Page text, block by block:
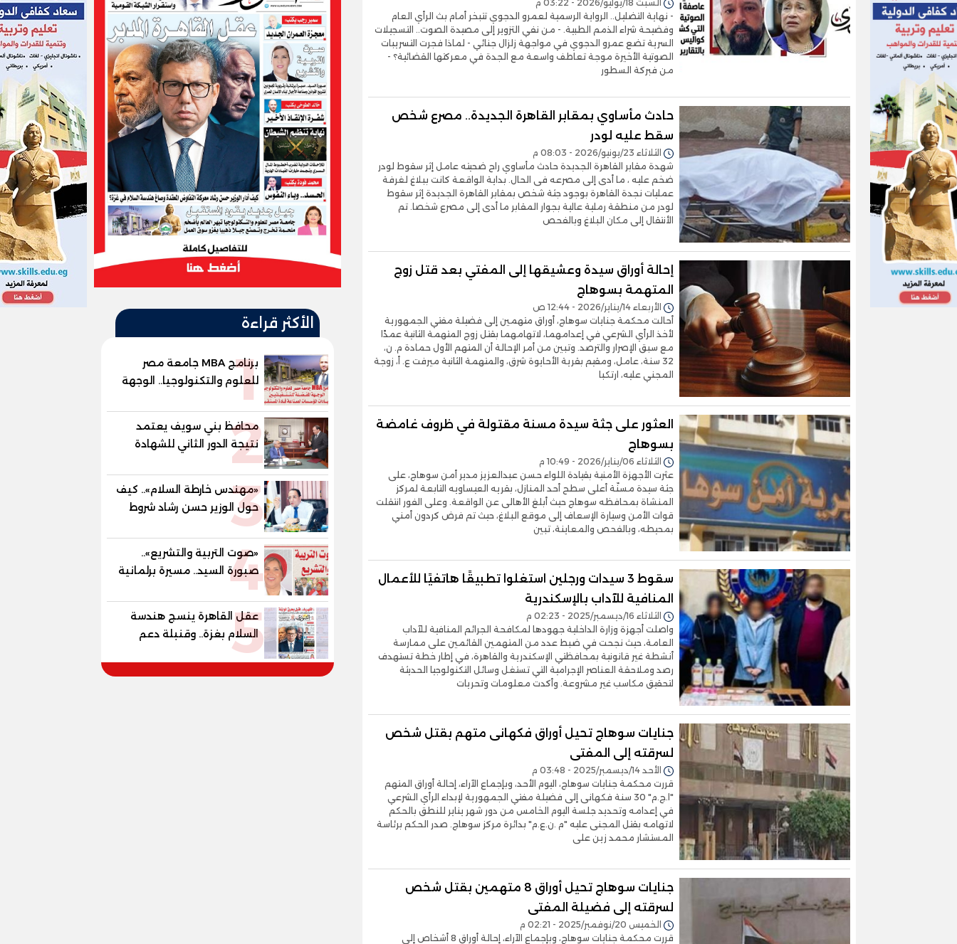
السبت 18/يوليو/2026 - 03:22 م
- نهاية التضليل.. الرواية الرسمية لعمرو الدجوي تتبخر أمام بث الرأي العام
وفضيحة شراء الذمم الطبية. - من نفي التزوير إلى مصيدة الصوت.. التسجيلات
السرية تضع عمرو الدجوي في مواجهة زلزال جنائي - لماذا فجرت التسريبات
الصوتية الأخيرة موجة تعاطف واسعة مع الجدة في معركتها القضائية؟ -
من فبركة السطور
حادث مأساوي بمقابر القاهرة الجديدة.. مصرع شخص
سقط عليه لودر
الثلاثاء 23/يونيو/2026 - 08:03 م
شهدة مقابر القاهرة الجديدة حادث مأساوي راح ضحيته عامل إثر سقوط لودر
ضخم عليه ، ما أدى إلى مصرعه فى الحال. بداية الواقعة كانت ببلاغ لغرفة
عمليات نجدة القاهرة بوجود جثة شخص بمقابر القاهرة الجديدة إثر سقوط
لودر من منطقة رملية عالية بجوار المقابر ما أدى إلى مصرع شخصا. تم
الأنتقال إلى مكان البلاغ وبالفحص
إحالة أوراق سيدة وعشيقها إلى المفتي بعد قتل زوج
المتهمة بسوهاج
الأربعاء 14/يناير/2026 - 12:44 ص
أحالت محكمة جنايات سوهاج، أوراق متهمين إلى فضيلة مفتي الجمهورية
لأخذ الرأي الشرعي في إعدامهما، لاتهامهما بقتل زوج المتهمة الثانية عمدًا
مع سبق الإصرار والترصد. وتبين من أمر الإحالة أن المتهم الأول حمادة م. ن،
32 سنة، عامل، ومقيم بقرية الأحايوة شرق، والمتهمة الثانية ميرفت ع. أ، زوجة
المجني عليه، ارتكبا
العثور على جثة سيدة مسنة مقتولة في ظروف غامضة
بسوهاج
الثلاثاء 06/يناير/2026 - 10:49 م
عثرت الأجهزة الأمنية بقيادة اللواء حسن عبدالعزيز مدير أمن سوهاج، على
جثة سيدة مسنّة أعلى سطح أحد المنازل، بقريه العيساويه التابعة لمركز
المنشاة بمحافظه سوهاج حيث أبلغ الأهالى عن الواقعة. وعلى الفور انتقلت
قوات الأمن وسيارة الإسعاف إلى موقع البلاغ، حيث تم فرض كردون أمني
بمحيطه، وبالفحص والمعاينة، تبين
سقوط 3 سيدات ورجلين استغلوا تطبيقًا هاتفيًا للأعمال
المنافية للآداب بالإسكندرية
الثلاثاء 16/ديسمبر/2025 - 02:23 م
واصلت أجهزة وزارة الداخلية جهودها لمكافحة الجرائم المنافية للآداب
العامة، حيث نجحت في ضبط عدد من المتهمين القائمين على ممارسة
أنشطة غير قانونية بمحافظتي الإسكندرية والقاهرة، في إطار خطة تستهدف
رصد وملاحقة العناصر الإجرامية التي تستغل وسائل التكنولوجيا الحديثة
لتحقيق مكاسب غير مشروعة. وأكدت معلومات وتحريات
جنايات سوهاج تحيل أوراق فكهانى متهم بقتل شخص
لسرقته إلى المفتى
الأحد 14/ديسمبر/2025 - 03:48 م
قررت محكمة جنايات سوهاج، اليوم الأحد، وبإجماع الآراء، إحالة أوراق المتهم
"ا.ج.م" 30 سنة فكهانى إلى فضيلة مفتي الجمهورية لإبداء الرأي الشرعي
في إعدامه وتحديد جلسة اليوم الخامس من دور شهر يناير للنطق بالحكم
لاتهامه بقتل المجنى عليه "م .ن.ع.م" بدائرة مركز سوهاج. صدر الحكم برئاسة
المستشار محمد زين على
جنايات سوهاج تحيل أوراق 8 متهمين بقتل شخص
لسرقته إلى فضيلة المفتى
الخميس 20/نوفمبر/2025 - 02:21 م
قررت محكمة جنايات سوهاج، وبإجماع الآراء، إحالة أوراق 8 أشخاص إلى
الأكثر قراءة
1
برنامج MBA جامعة مصر
للعلوم والتكنولوجيا.. الوجهة
المفضلة للتنفيذيين وقيادات
المستقبل
2
محافظ بني سويف يعتمد
نتيجة الدور الثاني للشهادة
الإعدادية العامة بنسبة
منازل.. و70.56% للمهنية ..
و100% للصُم وضعاف السمع3
«مهندس خارطة السلام».. كيف
حول الوزير حسن رشاد شروط
الحرب المعقدة إلى "خارطة
4
«صوت التربية والتشريع»..
صبورة السيد.. مسيرة برلمانية
وتربوية تجمع بين تشريع
الإنسان المصري
5
عقل القاهرة ينسج هندسة
السلام بغزة.. وقنبلة دعم
الكهرباء تفجر الموازنة